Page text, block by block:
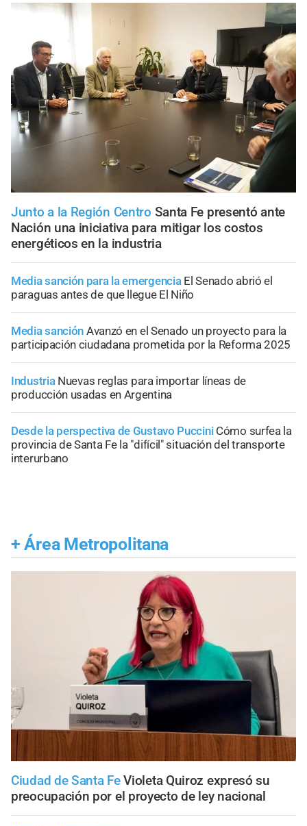
Junto a la Región Centro Santa Fe presentó ante
Nación una iniciativa para mitigar los costos
energéticos en la industria
Media sanción para la emergencia El Senado abrió el
paraguas antes de que llegue El Niño
Media sanción Avanzó en el Senado un proyecto para la
participación ciudadana prometida por la Reforma 2025
Industria Nuevas reglas para importar líneas de
producción usadas en Argentina
Desde la perspectiva de Gustavo Puccini Cómo surfea la
provincia de Santa Fe la "difícil" situación del transporte
interurbano
+ Área Metropolitana
Ciudad de Santa Fe Violeta Quiroz expresó su
preocupación por el proyecto de ley nacional